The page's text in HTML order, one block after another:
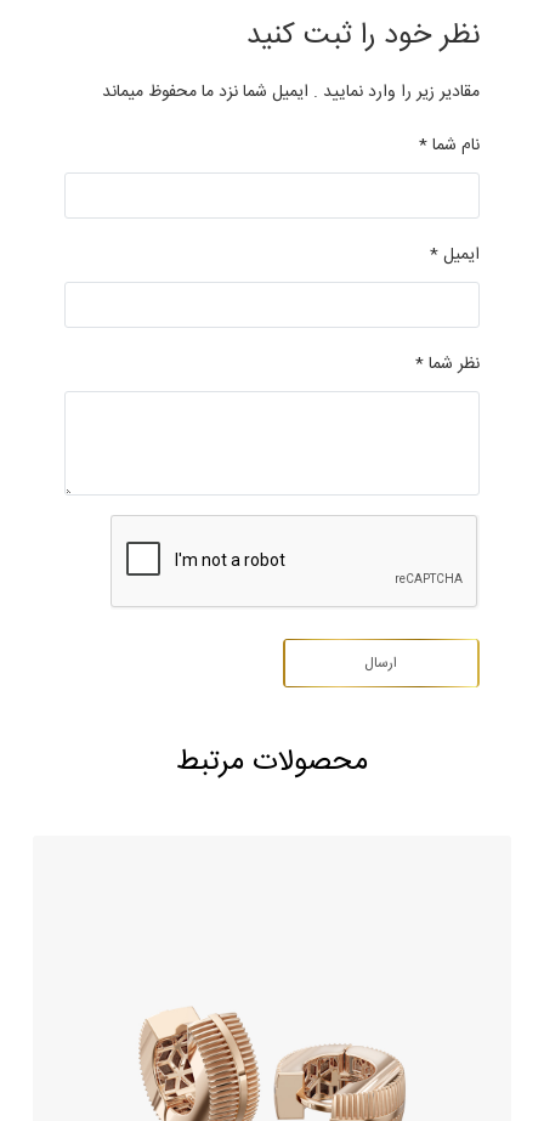
نظر خود را ثبت کنید
مقادیر زیر را وارد نمایید . ایمیل شما نزد ما محفوظ میماند
نام شما *
ایمیل *
نظر شما *
محصولات مرتبط
276,370,000 تومان